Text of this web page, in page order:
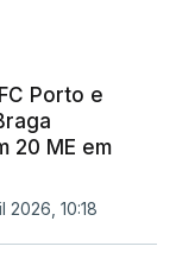
Porto e
20 ME em
2026, 10:18